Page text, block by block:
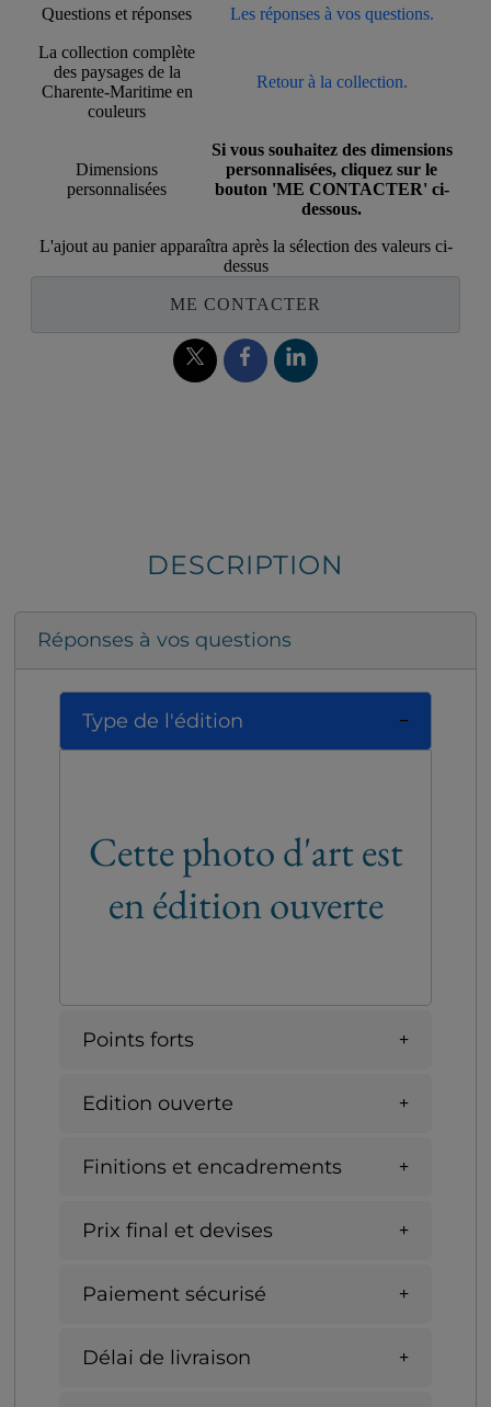
Questions et réponses Les réponses à vos questions.
La collection complète
des paysages de la
Charente-Maritime en
couleurs
Retour à la collection.
Dimensions
personnalisées
Si vous souhaitez des dimensions
personnalisées, cliquez sur le
bouton 'ME CONTACTER' ci-
dessous.
L'ajout au panier apparaîtra après la sélection des valeurs ci-
dessus
ME CONTACTER
DESCRIPTION
Réponses à vos questions
Type de l'édition
Cette photo d'art est
en édition ouverte
Points forts
Edition ouverte
Finitions et encadrements
Prix final et devises
Paiement sécurisé
Délai de livraison